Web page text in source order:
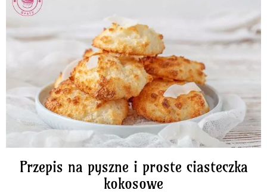
Pieczywo
Przetwory
Posiłki
Zdrowo i fit
Przepis na pyszne i proste ciasteczka
kokosowe